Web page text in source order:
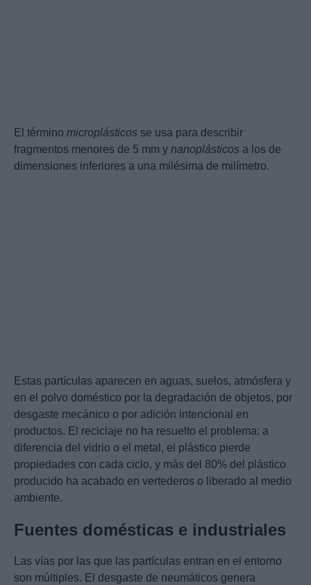
El término microplásticos se usa para describir
fragmentos menores de 5 mm y nanoplásticos a los de
dimensiones inferiores a una milésima de milímetro.
Estas partículas aparecen en aguas, suelos, atmósfera y
en el polvo doméstico por la degradación de objetos, por
desgaste mecánico o por adición intencional en
productos. El reciclaje no ha resuelto el problema: a
diferencia del vidrio o el metal, el plástico pierde
propiedades con cada ciclo, y más del 80% del plástico
producido ha acabado en vertederos o liberado al medio
ambiente.
Fuentes domésticas e industriales
Las vías por las que las partículas entran en el entorno
son múltiples. El desgaste de neumáticos genera